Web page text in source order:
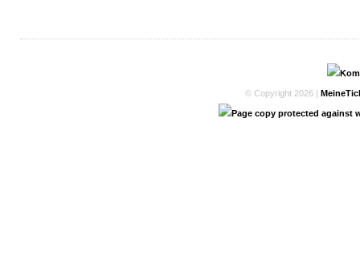
© Copyright 2026 |